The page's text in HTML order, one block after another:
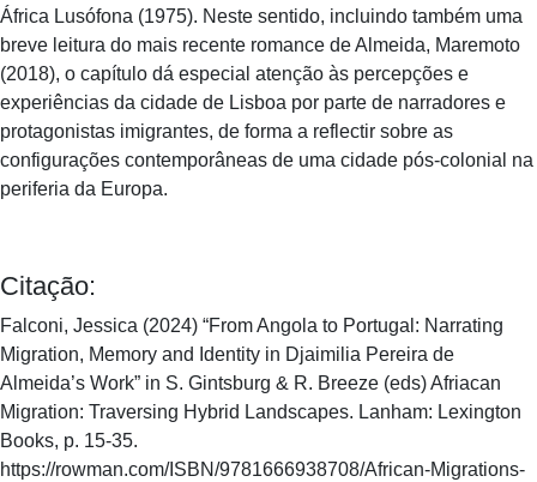
África Lusófona (1975). Neste sentido, incluindo também uma
breve leitura do mais recente romance de Almeida, Maremoto
(2018), o capítulo dá especial atenção às percepções e
experiências da cidade de Lisboa por parte de narradores e
protagonistas imigrantes, de forma a reflectir sobre as
configurações contemporâneas de uma cidade pós-colonial na
periferia da Europa.
Citação:
Falconi, Jessica (2024) “From Angola to Portugal: Narrating
Migration, Memory and Identity in Djaimilia Pereira de
Almeida’s Work” in S. Gintsburg & R. Breeze (eds) Afriacan
Migration: Traversing Hybrid Landscapes. Lanham: Lexington
Books, p. 15-35.
https://rowman.com/ISBN/9781666938708/African-Migrations-